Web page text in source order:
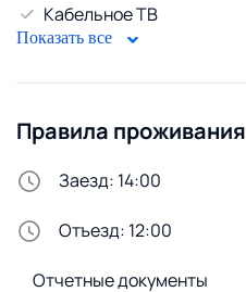
Кабельное ТВ
WiFi
Диван
Безопасность
Стирка и белье
Утюг
Показать все
Правила проживания
Заезд: 14:00
Отъезд: 12:00
Отчетные документы